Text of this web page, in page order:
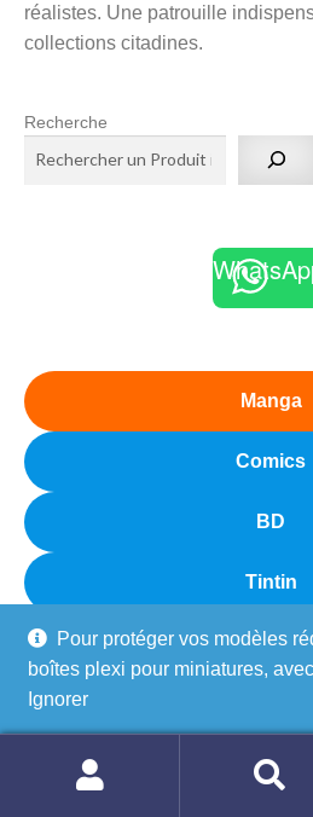
Pour protéger vos modèles
boîtes plexi pour miniatures,
Ignorer
réalistes. Une patrouille
collections citadines.
Recherche
Manga
Comics
BD
Tintin
100 ANS DE
Démons et
Recherche
Recherche